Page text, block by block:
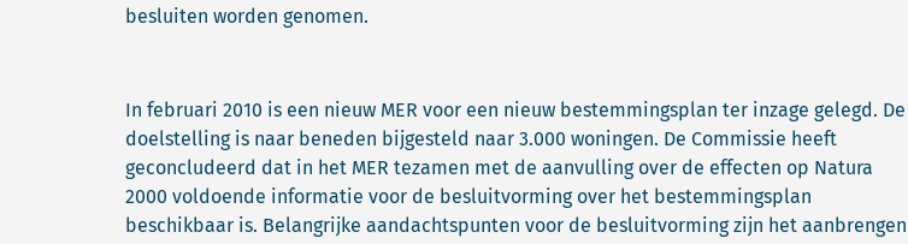
besluiten worden genomen.
In februari 2010 is een nieuw MER voor een nieuw bestemmingsplan ter inzage gelegd. De
doelstelling is naar beneden bijgesteld naar 3.000 woningen. De Commissie heeft
geconcludeerd dat in het MER tezamen met de aanvulling over de effecten op Natura
2000 voldoende informatie voor de besluitvorming over het bestemmingsplan
beschikbaar is. Belangrijke aandachtspunten voor de besluitvorming zijn het aanbrengen